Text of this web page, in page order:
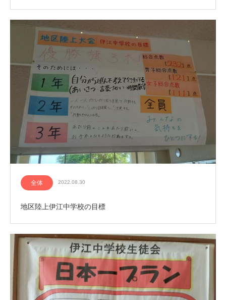
全体 2022.08.30
地区陸上伊江中学校の目標